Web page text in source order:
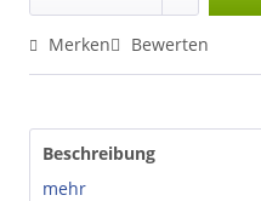
Merken Bewerten
Beschreibung
mehr